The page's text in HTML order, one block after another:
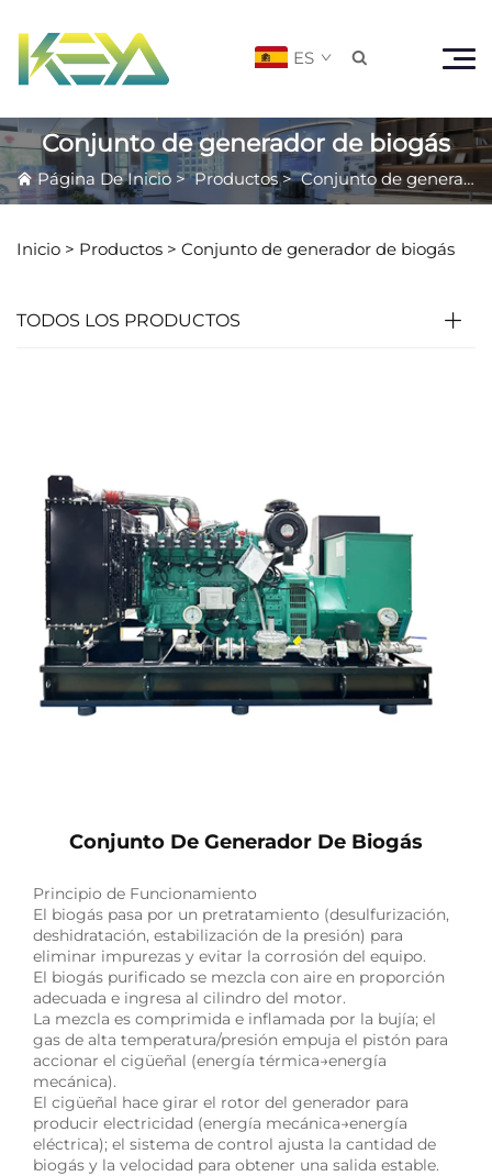
ES 
Conjunto de generador de biogás
Página De Inicio >Productos>Conjunto de generador de biogás
Inicio > Productos > Conjunto de generador de biogás
TODOS LOS PRODUCTOS
Conjunto De Generador De Biogás
Principio de Funcionamiento
El biogás pasa por un pretratamiento (desulfurización,
deshidratación, estabilización de la presión) para
eliminar impurezas y evitar la corrosión del equipo.
El biogás purificado se mezcla con aire en proporción
adecuada e ingresa al cilindro del motor.
La mezcla es comprimida e inflamada por la bujía; el
gas de alta temperatura/presión empuja el pistón para
accionar el cigüeñal (energía térmica→energía
mecánica).
El cigüeñal hace girar el rotor del generador para
producir electricidad (energía mecánica→energía
eléctrica); el sistema de control ajusta la cantidad de
biogás y la velocidad para obtener una salida estable.